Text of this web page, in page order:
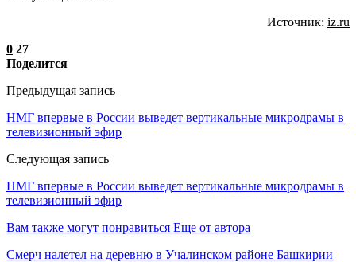
Источник: iz.ru
0 27
Поделится
Предыдущая запись
НМГ впервые в России выведет вертикальные микродрамы в
телевизионный эфир
Следующая запись
НМГ впервые в России выведет вертикальные микродрамы в
телевизионный эфир
Вам также могут понравиться Еще от автора
Смерч налетел на деревню в Учалинском районе Башкирии